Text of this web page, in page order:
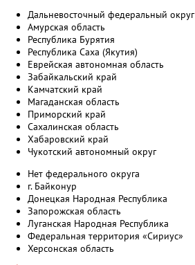
Дальневосточный федеральный округ
Амурская область
Республика Бурятия
Республика Саха (Якутия)
Еврейская автономная область
Забайкальский край
Камчатский край
Магаданская область
Приморский край
Сахалинская область
Хабаровский край
Чукотский автономный округ
Нет федерального округа
г. Байконур
Донецкая Народная Республика
Запорожская область
Луганская Народная Республика
Федеральная территория «Сириус»
Херсонская область